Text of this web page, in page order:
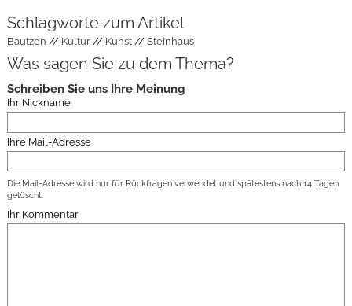
Schlagworte zum Artikel
Bautzen Kultur Kunst Steinhaus
Was sagen Sie zu dem Thema?
Schreiben Sie uns Ihre Meinung
Ihr Nickname
Ihre Mail-Adresse
Die Mail-Adresse wird nur für Rückfragen verwendet und spätestens nach 14 Tagen
gelöscht.
Ihr Kommentar